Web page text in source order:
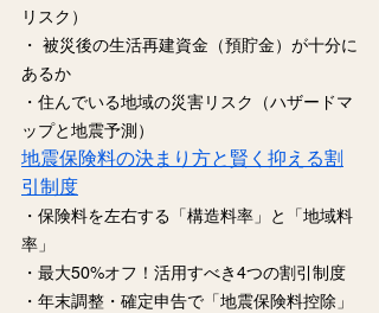
リスク）
・ 被災後の生活再建資金（預貯金）が十分に
あるか
・住んでいる地域の災害リスク（ハザードマ
ップと地震予測）
地震保険料の決まり方と賢く抑える割
引制度
・保険料を左右する「構造料率」と「地域料
率」
・最大50%オフ！活用すべき4つの割引制度
・年末調整・確定申告で「地震保険料控除」